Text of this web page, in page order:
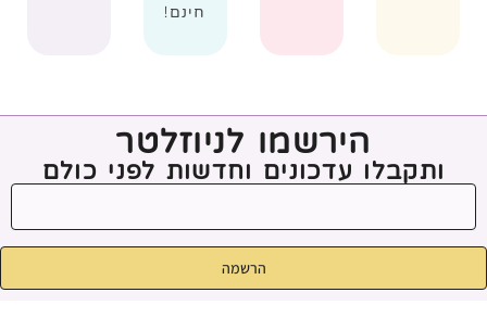
חינם!
הירשמו לניוזלטר
ותקבלו עדכונים וחדשות לפני כולם
הרשמה